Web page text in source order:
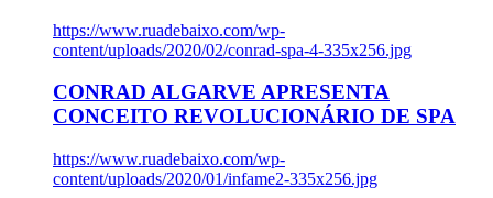
https://www.ruadebaixo.com/wp-
content/uploads/2020/02/conrad-spa-4-335x256.jpg
CONRAD ALGARVE APRESENTA
CONCEITO REVOLUCIONÁRIO DE SPA
https://www.ruadebaixo.com/wp-
content/uploads/2020/01/infame2-335x256.jpg